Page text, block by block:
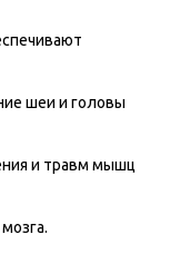
шеи и головы
и травм мышц